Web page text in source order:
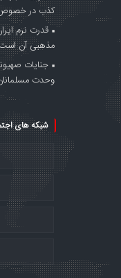
کذب در خصوص
قدرت نرم
مذهبی آن
جنایات
وحدت
شبکه های